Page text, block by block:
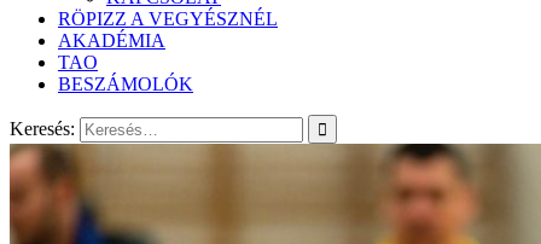
RÖPIZZ A VEGYÉSZNÉL
AKADÉMIA
TAO
BESZÁMOLÓK
Keresés: